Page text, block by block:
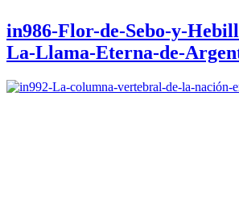
in986-Flor-de-Sebo-y-
La-Llama-Eterna-de-